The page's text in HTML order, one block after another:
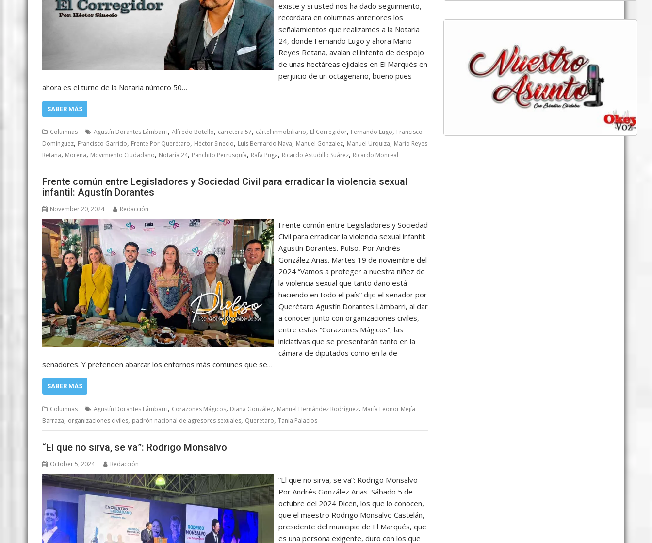
existe y si usted nos ha dado seguimiento,
recordará en columnas anteriores los
señalamientos que realizamos a la Notaria
24, donde Fernando Lugo y ahora Mario
Reyes Retana, avalan el intento de despojo
de unas hectáreas ejidales en El Marqués en
perjuicio de un octagenario, bueno pues
ahora es el turno de la Notaria número 50…
SABER MÁS
Columnas Agustín Dorantes Lámbarri, Alfredo Botello, carretera 57, cártel inmobiliario, El Corregidor, Fernando Lugo, Francisco
Domínguez, Francisco Garrido, Frente Por Querétaro, Héctor Sinecio, Luis Bernardo Nava, Manuel Gonzalez, Manuel Urquiza, Mario Reyes
Retana, Morena, Movimiento Ciudadano, Notaría 24, Panchito Perrusquía, Rafa Puga, Ricardo Astudillo Suárez, Ricardo Monreal
Frente común entre Legisladores y Sociedad Civil para erradicar la violencia sexual
infantil: Agustín Dorantes
November 20, 2024 Redacción
Frente común entre Legisladores y Sociedad
Civil para erradicar la violencia sexual infantil:
Agustín Dorantes. Pulso, Por Andrés
González Arias. Martes 19 de noviembre del
2024 “Vamos a proteger a nuestra niñez de
la violencia sexual que tanto daño está
haciendo en todo el país” dijo el senador por
Querétaro Agustín Dorantes Lámbarri, al dar
a conocer junto con organizaciones civiles,
entre estas “Corazones Mágicos”, las
iniciativas que se presentarán tanto en la
cámara de diputados como en la de
senadores. Y pretenden abarcar los entornos más comunes que se…
SABER MÁS
Columnas Agustín Dorantes Lámbarri, Corazones Mágicos, Diana González, Manuel Hernández Rodríguez, María Leonor Mejía
Barraza, organizaciones civiles, padrón nacional de agresores sexuales, Querétaro, Tania Palacios
“El que no sirva, se va”: Rodrigo Monsalvo
October 5, 2024 Redacción
“El que no sirva, se va”: Rodrigo Monsalvo
Por Andrés González Arias. Sábado 5 de
octubre del 2024 Dicen, los que lo conocen,
que el maestro Rodrigo Monsalvo Castelán,
presidente del municipio de El Marqués, que
es una persona exigente, duro con los que